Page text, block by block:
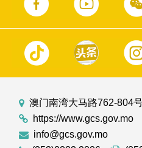
澳门南湾大马路762-804
https://www.gcs.gov.mo
info@gcs.gov.mo